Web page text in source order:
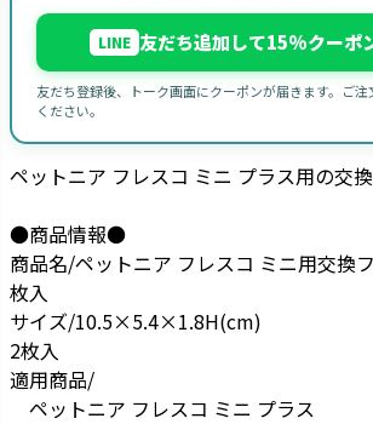
LINE 友だち追加して15%クーポ
友だち登録後、トーク画面にクーポンが届きます。ご
ください。
ペットニア フレスコ ミニ プラス用の交換
●商品情報●
商品名/ペットニア フレスコ ミニ用交換
枚入
サイズ/10.5×5.4×1.8H(cm)
2枚入
適用商品/
ペットニア フレスコ ミニ プラス